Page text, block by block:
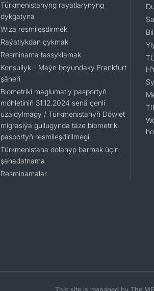
Türkmenistanyng rayatlarynyng
dykgatyna
Wiza resmileşdirmek
Raýatlykdan çykmak
Resminama tassyklamak
Konsullyk - Maýn boýundaky Frankfurt
şäheri
Biometriki maglumatly pasportyň
möhletiniň 31.12.2024 senä çenli
uzaldylmagy / Türkmenistanyň Döwlet
migrasiýa gullugynda täze biometriki
pasportyň resmileşdirilmegi
Türkmenistana dolanyp barmak üçin
şahadatnama
Resminamalar